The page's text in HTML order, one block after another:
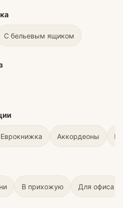
С бельевым ящиком
Еврокнижка Аккордеоны
В прихожую Для офиса